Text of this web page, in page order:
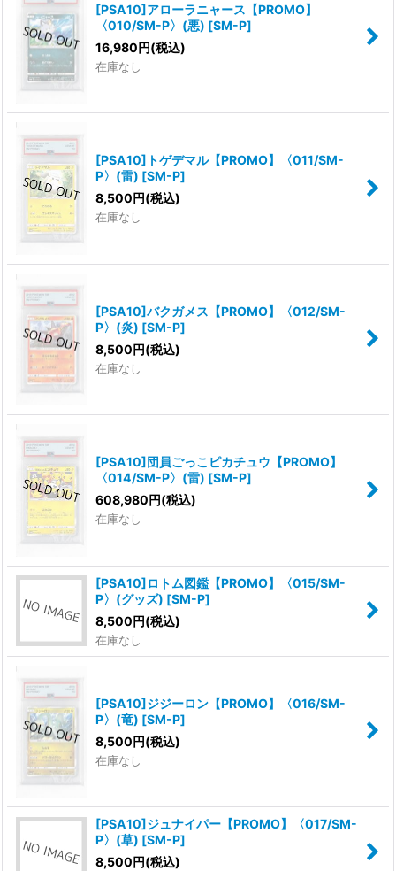
[PSA10]アローラニャース【PROMO】
〈010/SM-P〉(悪) [SM-P]
16,980円(税込)
在庫なし
[PSA10]トゲデマル【PROMO】〈011/SM-
P〉(雷) [SM-P]
8,500円(税込)
在庫なし
[PSA10]バクガメス【PROMO】〈012/SM-
P〉(炎) [SM-P]
8,500円(税込)
在庫なし
[PSA10]団員ごっこピカチュウ【PROMO】
〈014/SM-P〉(雷) [SM-P]
608,980円(税込)
在庫なし
[PSA10]ロトム図鑑【PROMO】〈015/SM-
P〉(グッズ) [SM-P]
8,500円(税込)
在庫なし
[PSA10]ジジーロン【PROMO】〈016/SM-
P〉(竜) [SM-P]
8,500円(税込)
在庫なし
[PSA10]ジュナイパー【PROMO】〈017/SM-
P〉(草) [SM-P]
8,500円(税込)